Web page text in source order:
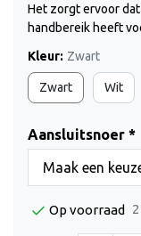
Het zorgt ervoor
handbereik heeft
Kleur: Zwart
Zwart Wit
Aansluitsnoer *
Maak een
Op voorraad